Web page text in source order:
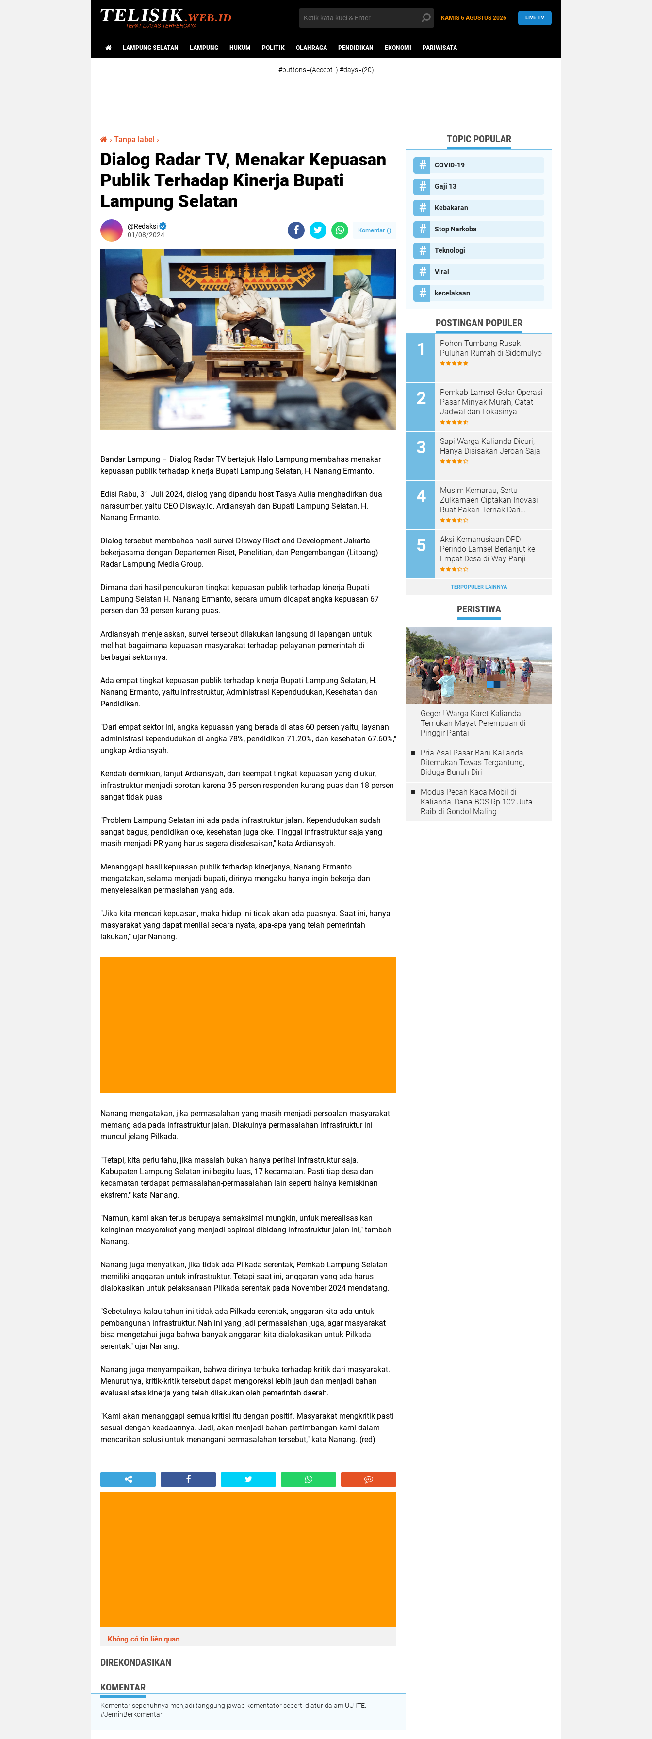
KAMIS 6 AGUSTUS 2026 LIVE TV
LAMPUNG SELATAN LAMPUNG HUKUM POLITIK OLAHRAGA PENDIDIKAN EKONOMI PARIWISATA
#buttons=(Accept !) #days=(20)
› Tanpa label ›
Dialog Radar TV, Menakar Kepuasan
Publik Terhadap Kinerja Bupati
Lampung Selatan
Redaksi
01/08/2024
Komentar ()
Bandar Lampung – Dialog Radar TV bertajuk Halo Lampung membahas menakar
kepuasan publik terhadap kinerja Bupati Lampung Selatan, H. Nanang Ermanto.
Edisi Rabu, 31 Juli 2024, dialog yang dipandu host Tasya Aulia menghadirkan dua
narasumber, yaitu CEO Disway.id, Ardiansyah dan Bupati Lampung Selatan, H.
Nanang Ermanto.
Dialog tersebut membahas hasil survei Disway Riset and Development Jakarta
bekerjasama dengan Departemen Riset, Penelitian, dan Pengembangan (Litbang)
Radar Lampung Media Group.
Dimana dari hasil pengukuran tingkat kepuasan publik terhadap kinerja Bupati
Lampung Selatan H. Nanang Ermanto, secara umum didapat angka kepuasan 67
persen dan 33 persen kurang puas.
Ardiansyah menjelaskan, survei tersebut dilakukan langsung di lapangan untuk
melihat bagaimana kepuasan masyarakat terhadap pelayanan pemerintah di
berbagai sektornya.
Ada empat tingkat kepuasan publik terhadap kinerja Bupati Lampung Selatan, H.
Nanang Ermanto, yaitu Infrastruktur, Administrasi Kependudukan, Kesehatan dan
Pendidikan.
"Dari empat sektor ini, angka kepuasan yang berada di atas 60 persen yaitu, layanan
administrasi kependudukan di angka 78%, pendidikan 71.20%, dan kesehatan 67.60%,"
ungkap Ardiansyah.
Kendati demikian, lanjut Ardiansyah, dari keempat tingkat kepuasan yang diukur,
infrastruktur menjadi sorotan karena 35 persen responden kurang puas dan 18 persen
sangat tidak puas.
"Problem Lampung Selatan ini ada pada infrastruktur jalan. Kependudukan sudah
sangat bagus, pendidikan oke, kesehatan juga oke. Tinggal infrastruktur saja yang
masih menjadi PR yang harus segera diselesaikan," kata Ardiansyah.
Menanggapi hasil kepuasan publik terhadap kinerjanya, Nanang Ermanto
mengatakan, selama menjadi bupati, dirinya mengaku hanya ingin bekerja dan
menyelesaikan permaslahan yang ada.
"Jika kita mencari kepuasan, maka hidup ini tidak akan ada puasnya. Saat ini, hanya
masyarakat yang dapat menilai secara nyata, apa-apa yang telah pemerintah
lakukan," ujar Nanang.
Nanang mengatakan, jika permasalahan yang masih menjadi persoalan masyarakat
memang ada pada infrastruktur jalan. Diakuinya permasalahan infrastruktur ini
muncul jelang Pilkada.
"Tetapi, kita perlu tahu, jika masalah bukan hanya perihal infrastruktur saja.
Kabupaten Lampung Selatan ini begitu luas, 17 kecamatan. Pasti tiap desa dan
kecamatan terdapat permasalahan-permasalahan lain seperti halnya kemiskinan
ekstrem," kata Nanang.
"Namun, kami akan terus berupaya semaksimal mungkin, untuk merealisasikan
keinginan masyarakat yang menjadi aspirasi dibidang infrastruktur jalan ini," tambah
Nanang.
Nanang juga menyatkan, jika tidak ada Pilkada serentak, Pemkab Lampung Selatan
memiliki anggaran untuk infrastruktur. Tetapi saat ini, anggaran yang ada harus
dialokasikan untuk pelaksanaan Pilkada serentak pada November 2024 mendatang.
"Sebetulnya kalau tahun ini tidak ada Pilkada serentak, anggaran kita ada untuk
pembangunan infrastruktur. Nah ini yang jadi permasalahan juga, agar masyarakat
bisa mengetahui juga bahwa banyak anggaran kita dialokasikan untuk Pilkada
serentak," ujar Nanang.
Nanang juga menyampaikan, bahwa dirinya terbuka terhadap kritik dari masyarakat.
Menurutnya, kritik-kritik tersebut dapat mengoreksi lebih jauh dan menjadi bahan
evaluasi atas kinerja yang telah dilakukan oleh pemerintah daerah.
"Kami akan menanggapi semua kritisi itu dengan positif. Masyarakat mengkritik pasti
sesuai dengan keadaannya. Jadi, akan menjadi bahan pertimbangan kami dalam
mencarikan solusi untuk menangani permasalahan tersebut," kata Nanang. (red)
Không có tin liên quan
DIREKONDASIKAN
KOMENTAR
Komentar sepenuhnya menjadi tanggung jawab komentator seperti diatur dalam UU ITE.
#JernihBerkomentar
TOPIC POPULAR
COVID-19
Gaji 13
Kebakaran
Stop Narkoba
Teknologi
Viral
kecelakaan
POSTINGAN POPULER
Pohon Tumbang Rusak
Puluhan Rumah di Sidomulyo
Pemkab Lamsel Gelar Operasi
Pasar Minyak Murah, Catat
Jadwal dan Lokasinya
Sapi Warga Kalianda Dicuri,
Hanya Disisakan Jeroan Saja
Musim Kemarau, Sertu
Zulkarnaen Ciptakan Inovasi
Buat Pakan Ternak Dari
Sampah
Aksi Kemanusiaan DPD
Perindo Lamsel Berlanjut ke
Empat Desa di Way Panji
TERPOPULER LAINNYA
PERISTIWA
Geger ! Warga Karet Kalianda
Temukan Mayat Perempuan di
Pinggir Pantai
Pria Asal Pasar Baru Kalianda
Ditemukan Tewas Tergantung,
Diduga Bunuh Diri
Modus Pecah Kaca Mobil di
Kalianda, Dana BOS Rp 102 Juta
Raib di Gondol Maling